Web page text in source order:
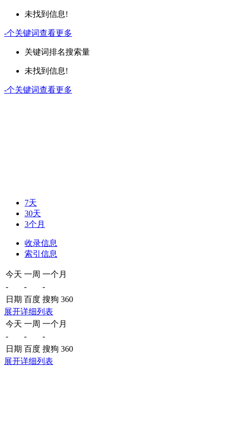
未找到信息!
-个关键词查看更多
关键词排名搜索量
未找到信息!
-个关键词查看更多
7天
30天
3个月
收录信息
索引信息
今天 一周 一个月
-
-
-
日期 百度 搜狗 360
展开详细列表
今天 一周 一个月
-
-
-
日期 百度 搜狗 360
展开详细列表